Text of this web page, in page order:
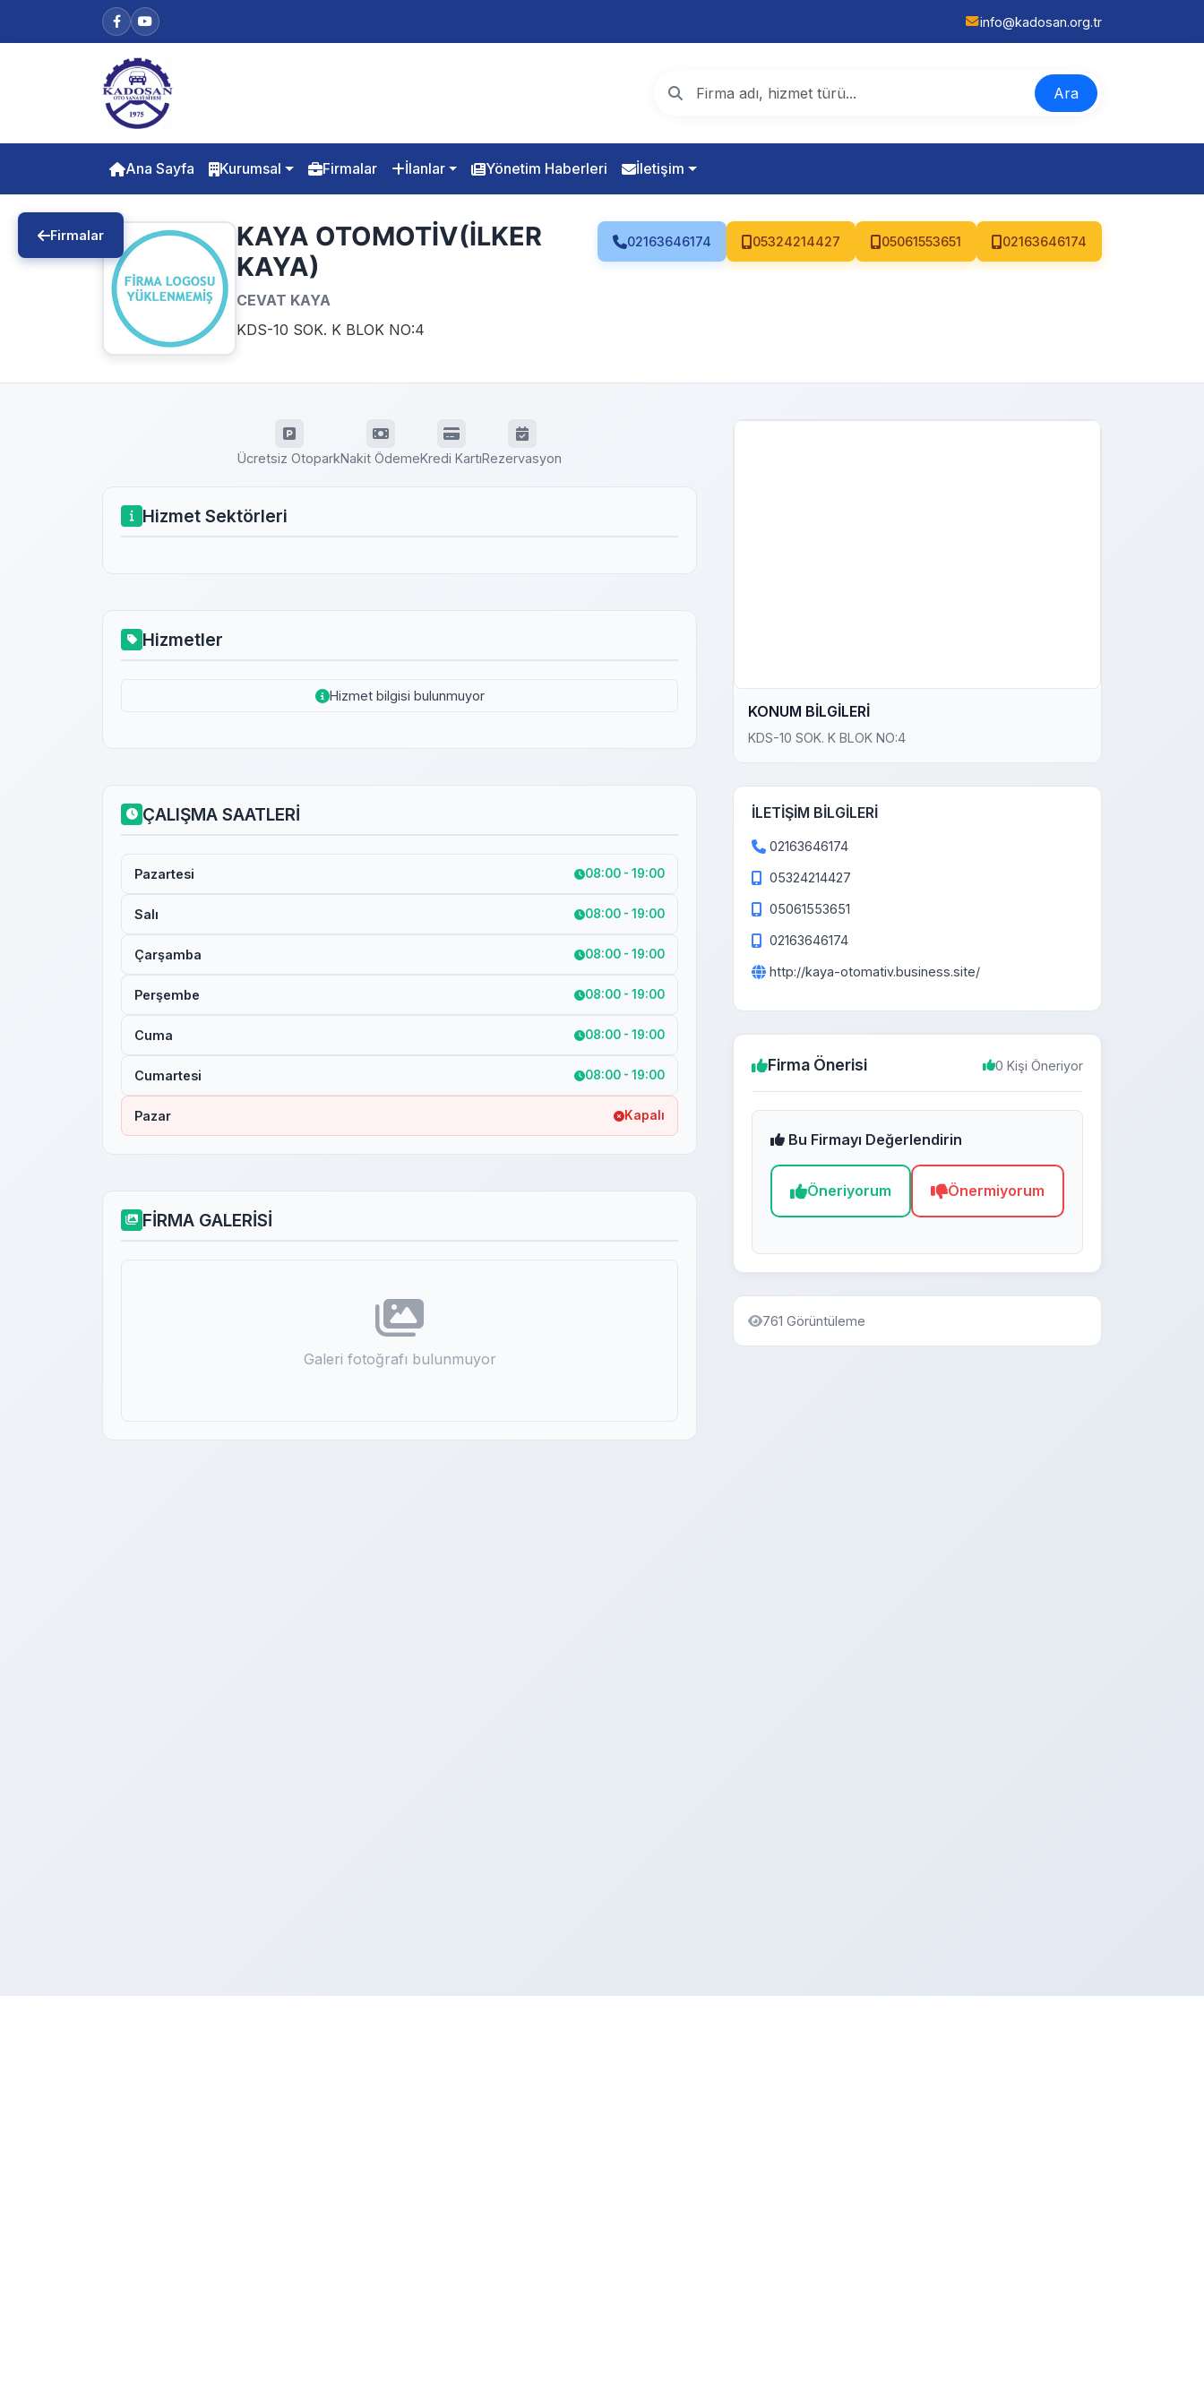
info@kadosan.org.tr
Ara
Ana Sayfa Kurumsal Firmalar İlanlar Yönetim Haberleri İletişim
Firmalar
KAYA OTOMOTİV(İLKER
KAYA)
CEVAT KAYA
KDS-10 SOK. K BLOK NO:4
02163646174 05324214427 05061553651 02163646174
Ücretsiz OtoparkNakit ÖdemeKredi KartıRezervasyon
Hizmet Sektörleri
Hizmetler
Hizmet bilgisi bulunmuyor
ÇALIŞMA SAATLERİ
Pazartesi 08:00 - 19:00
Salı 08:00 - 19:00
Çarşamba 08:00 - 19:00
Perşembe 08:00 - 19:00
Cuma 08:00 - 19:00
Cumartesi 08:00 - 19:00
Pazar Kapalı
FİRMA GALERİSİ
Galeri fotoğrafı bulunmuyor
KONUM BİLGİLERİ
KDS-10 SOK. K BLOK NO:4
İLETİŞİM BİLGİLERİ
02163646174
05324214427
05061553651
02163646174
http://kaya-otomativ.business.site/
Firma Önerisi 0 Kişi Öneriyor
Bu Firmayı Değerlendirin
Öneriyorum Önermiyorum
761 Görüntüleme